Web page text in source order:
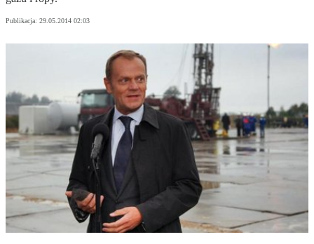
Publikacja: 29.05.2014 02:03